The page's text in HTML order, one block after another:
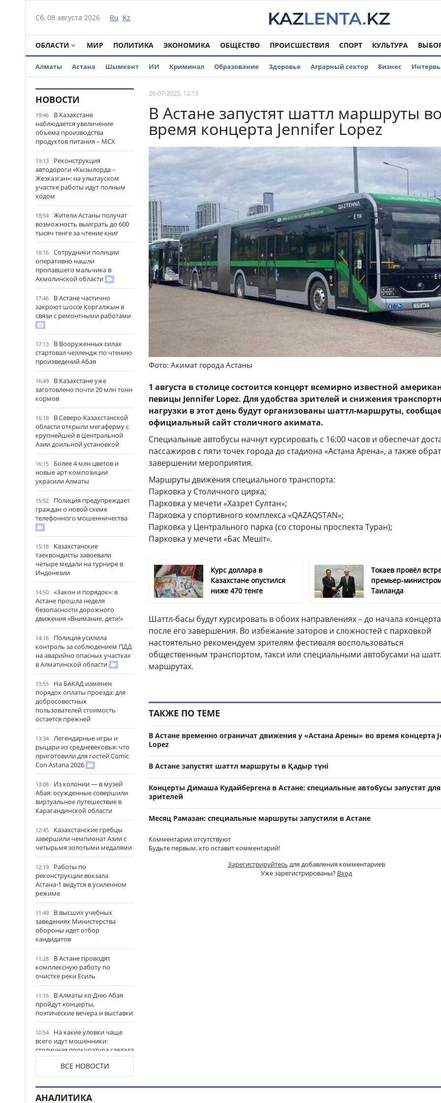
Сб, 08 августа 2026 Ru Kz
ОБЛАСТИ МИР ПОЛИТИКА ЭКОНОМИКА ОБЩЕСТВО ПРОИСШЕСТВИЯ СПОРТ КУЛЬТУРА
Алматы Астана Шымкент ИИ Криминал Образование Здоровье Аграрный сектор Бизнес
НОВОСТИ
19:46
В Казахстане
наблюдается увеличение
объема производства
продуктов питания – МСХ
19:13
Реконструкция
автодороги «Кызылорда –
Жезказган»: на улытауском
участке работы идут полным
ходом
18:54
Жители Астаны получат
возможность выиграть до 600
тысяч тенге за чтение книг
18:16
Сотрудники полиции
оперативно нашли
пропавшего мальчика в
Акмолинской области
17:46
В Астане частично
закроют шоссе Коргалжын в
связи с ремонтными работами
17:13
В Вооруженных силах
стартовал челлендж по чтению
произведений Абая
16:49
В Казахстане уже
заготовлено почти 20 млн тонн
кормов
16:18
В Северо-Казахстанской
области открыли мегаферму с
крупнейшей в Центральной
Азии доильной установкой
16:15
Более 4 млн цветов и
новые арт-композиции
украсили Алматы
15:52
Полиция предупреждает
граждан о новой схеме
телефонного мошенничества
15:18
Казахстанские
таеквондисты завоевали
четыре медали на турнире в
Индонезии
14:50
«Закон и порядок»: в
Астане прошла неделя
безопасности дорожного
движения «Внимание, дети!»
14:16
Полиция усилила
контроль за соблюдением ПДД
на аварийно опасных участках
в Алматинской области
13:55
На БАКАД изменен
порядок оплаты проезда: для
добросовестных
пользователей стоимость
остается прежней
13:34
Легендарные игры и
рыцари из средневековья: что
приготовили для гостей Comic
Con Astana 2026
13:08
Из колонии — в музей
Абая: осужденные совершили
виртуальное путешествие в
Карагандинской области
12:45
Казахстанские гребцы
завершили чемпионат Азии с
четырьмя золотыми медалями
12:19
Работы по
реконструкции вокзала
Астана-1 ведутся в усиленном
режиме
11:49
В высших учебных
заведениях Министерства
обороны идет отбор
кандидатов
11:28
В Астане проводят
комплексную работу по
очистке реки Есиль
11:16
В Алматы ко Дню Абая
пройдут концерты,
поэтические вечера и выставки
10:54
На какие уловки чаще
всего идут мошенники:
столичная прокуратура сделала
важное предупреждение
гражданам
10:44
Продкорпорация
увеличила финансирование
ВСЕ НОВОСТИ
26-07-2025, 12:13
В Астане запустят шаттл маршруты во
время концерта Jennifer Lopez
Фото: Акимат города Астаны
1 августа в столице состоится концерт всемирно известной
певицы Jennifer Lopez. Для удобства зрителей и снижения
нагрузки в этот день будут организованы шаттл-маршруты,
официальный сайт столичного акимата.
Специальные автобусы начнут курсировать с 16:00 часов и обеспечат
пассажиров с пяти точек города до стадиона «Астана Арена», а также
завершении мероприятия.
Маршруты движения специального транспорта:
Парковка у Столичного цирка;
Парковка у мечети «Хазрет Султан»;
Парковка у спортивного комплекса «QAZAQSTAN»;
Парковка у Центрального парка (со стороны проспекта Туран);
Парковка у мечети «Бас Мешіт».
Курс доллара в
Казахстане опустился
ниже 470 тенге
Токаев провёл
премьер-
Таиланда
Шаттл-басы будут курсировать в обоих направлениях – до начала
после его завершения. Во избежание заторов и сложностей с парковкой
настоятельно рекомендуем зрителям фестиваля воспользоваться
общественным транспортом, такси или специальными автобусами на
маршрутах.
ТАКЖЕ ПО ТЕМЕ
В Астане временно ограничат движения у «Астана Арены» во время концерта
Lopez
В Астане запустят шаттл маршруты в Қадыр түні
Концерты Димаша Кудайбергена в Астане: специальные автобусы запустят для
зрителей
Месяц Рамазан: специальные маршруты запустили в Астане
Комментарии отсутствуют
Будьте первым, кто оставит комментарий!
Зарегистрируйтесь для добавления комментариев
Уже зарегистрированы? Вход
АНАЛИТИКА